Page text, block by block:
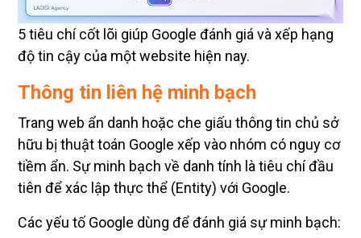
5 tiêu chí cốt lõi giúp Google đánh giá và xếp hạng
độ tin cậy của một website hiện nay.
Thông tin liên hệ minh bạch
Trang web ẩn danh hoặc che giấu thông tin chủ sở
hữu bị thuật toán Google xếp vào nhóm có nguy cơ
tiềm ẩn. Sự minh bạch về danh tính là tiêu chí đầu
tiên để xác lập thực thể (Entity) với Google.
Các yếu tố Google dùng để đánh giá sự minh bạch: